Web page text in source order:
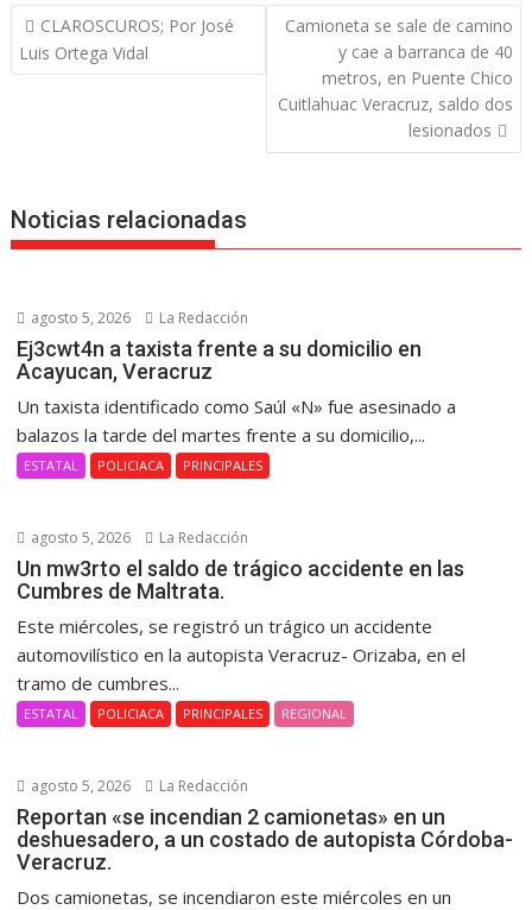
Navegación
de
entradas
CLAROSCUROS; Por José
Luis Ortega Vidal
Camioneta se sale de camino
y cae a barranca de 40
metros, en Puente Chico
Cuitlahuac Veracruz, saldo dos
lesionados
Noticias relacionadas
agosto 5, 2026 La Redacción
Ej3cwt4n a taxista frente a su domicilio en
Acayucan, Veracruz
Un taxista identificado como Saúl «N» fue asesinado a
balazos la tarde del martes frente a su domicilio,...
ESTATAL POLICIACA PRINCIPALES
agosto 5, 2026 La Redacción
Un mw3rto el saldo de trágico accidente en las
Cumbres de Maltrata.
Este miércoles, se registró un trágico un accidente
automovilístico en la autopista Veracruz- Orizaba, en el
tramo de cumbres...
ESTATAL POLICIACA PRINCIPALES REGIONAL
agosto 5, 2026 La Redacción
Reportan «se incendian 2 camionetas» en un
deshuesadero, a un costado de autopista Córdoba-
Veracruz.
Dos camionetas, se incendiaron este miércoles en un